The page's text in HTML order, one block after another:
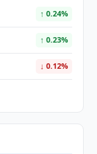
↑ 0.24%
↑ 0.23%
↓ 0.12%